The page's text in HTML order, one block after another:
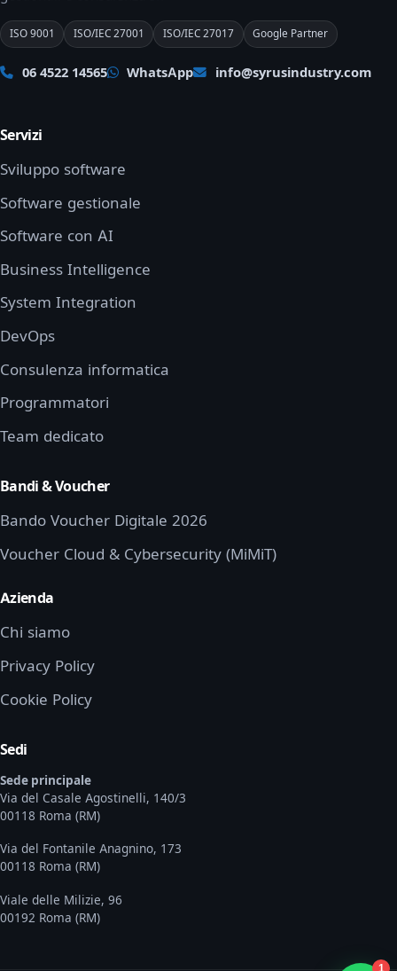
ISO 9001 ISO/IEC 27001 ISO/IEC 27017 Google Partner
06 4522 14565 WhatsApp info@syrusindustry.com
Servizi
Sviluppo software
Software gestionale
Software con AI
Business Intelligence
System Integration
DevOps
Consulenza informatica
Programmatori
Team dedicato
Bandi & Voucher
Bando Voucher Digitale 2026
Voucher Cloud & Cybersecurity (MiMiT)
Azienda
Chi siamo
Privacy Policy
Cookie Policy
Sedi
Sede principale
Via del Casale Agostinelli, 140/3
00118 Roma (RM)
Via del Fontanile Anagnino, 173
00118 Roma (RM)
Viale delle Milizie, 96
00192 Roma (RM)
1